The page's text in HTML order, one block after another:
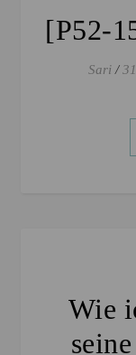
[P52-
Sari /
Wie